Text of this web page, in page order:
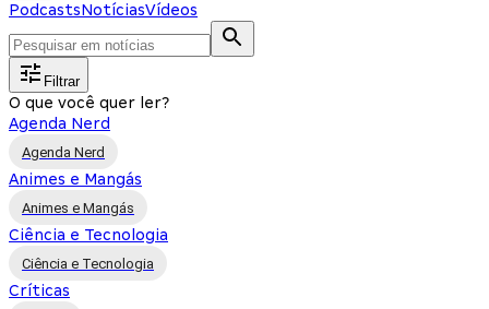
PodcastsNotíciasVídeos
Filtrar
O que você quer ler?
Agenda Nerd
Agenda Nerd
Animes e Mangás
Animes e Mangás
Ciência e Tecnologia
Ciência e Tecnologia
Críticas